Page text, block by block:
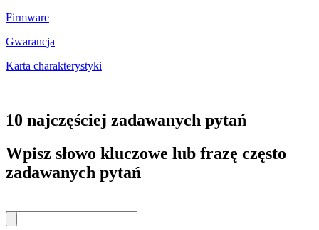
Firmware
Gwarancja
Karta charakterystyki
10 najczęściej zadawanych pytań
Wpisz słowo kluczowe lub frazę często
zadawanych pytań